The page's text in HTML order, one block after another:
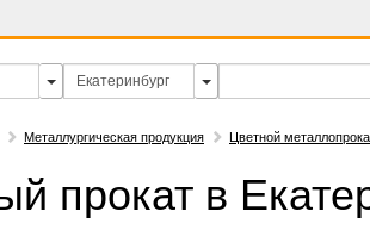
Металлургическая продукция Цветной
прокат в